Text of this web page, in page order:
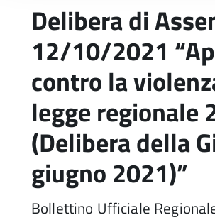
Delibera di
12/10/2021
contro la
legge regionale
(Delibera della
giugno 2021)”
Bollettino Ufficiale